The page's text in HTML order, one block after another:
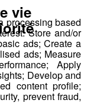
processing based
Store and/or
ads; Create a
ads; Measure
Apply
Develop and
content profile;
prevent fraud,
vie